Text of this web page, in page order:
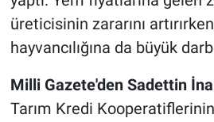
üreticisinin zararını
hayvancılığına da büyük
Milli Gazete'den Sadettin
Tarım Kredi